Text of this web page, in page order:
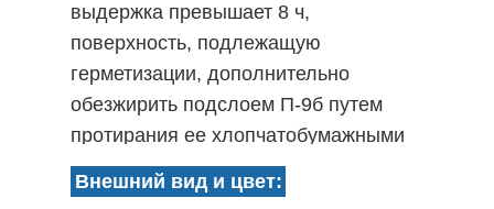
выдержка превышает 8 ч,
поверхность, подлежащую
герметизации, дополнительно
обезжирить подслоем П-9б путем
протирания ее хлопчатобумажными
салфетками, с последующей сушкой
от 15 до 20 мин.
Внешний вид и цвет: